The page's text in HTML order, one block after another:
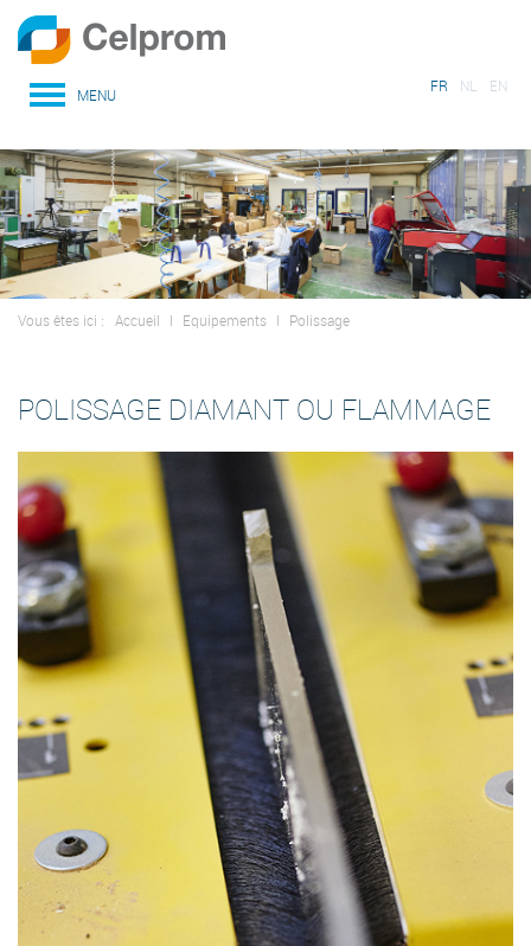
MENU FR NL EN
Vous êtes ici : Accueil I Equipements I Polissage
POLISSAGE DIAMANT OU FLAMMAGE